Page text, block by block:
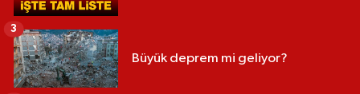
Büyük deprem mi geliyor?
3